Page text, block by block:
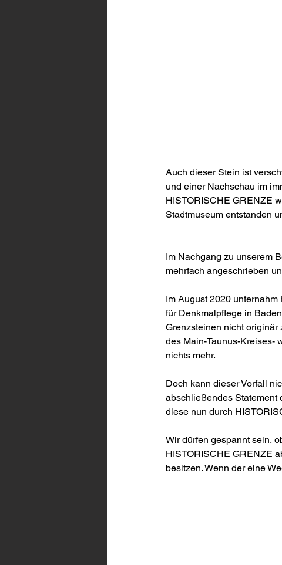
Auch dieser Stein ist
und einer Nachschau im
HISTORISCHE GRENZE
Stadtmuseum entstanden
Im Nachgang zu unserem
mehrfach angeschrieben
Im August 2020
für Denkmalpflege in
Grenzsteinen nicht
des Main-Taunus-Kreises-
nichts mehr.
Doch kann dieser Vorfall
abschließendes Statement
diese nun durch
Wir dürfen gespannt sein,
HISTORISCHE GRENZE
besitzen. Wenn der eine